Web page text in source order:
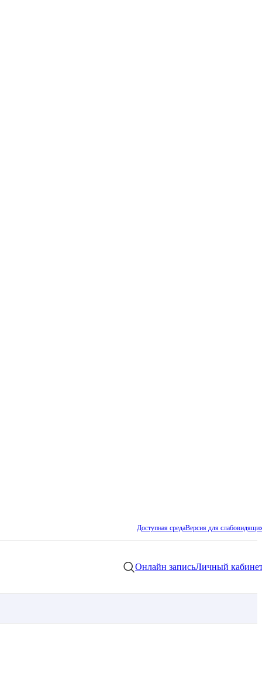
Доступная средаВерсия для
Онлайн записьЛичный